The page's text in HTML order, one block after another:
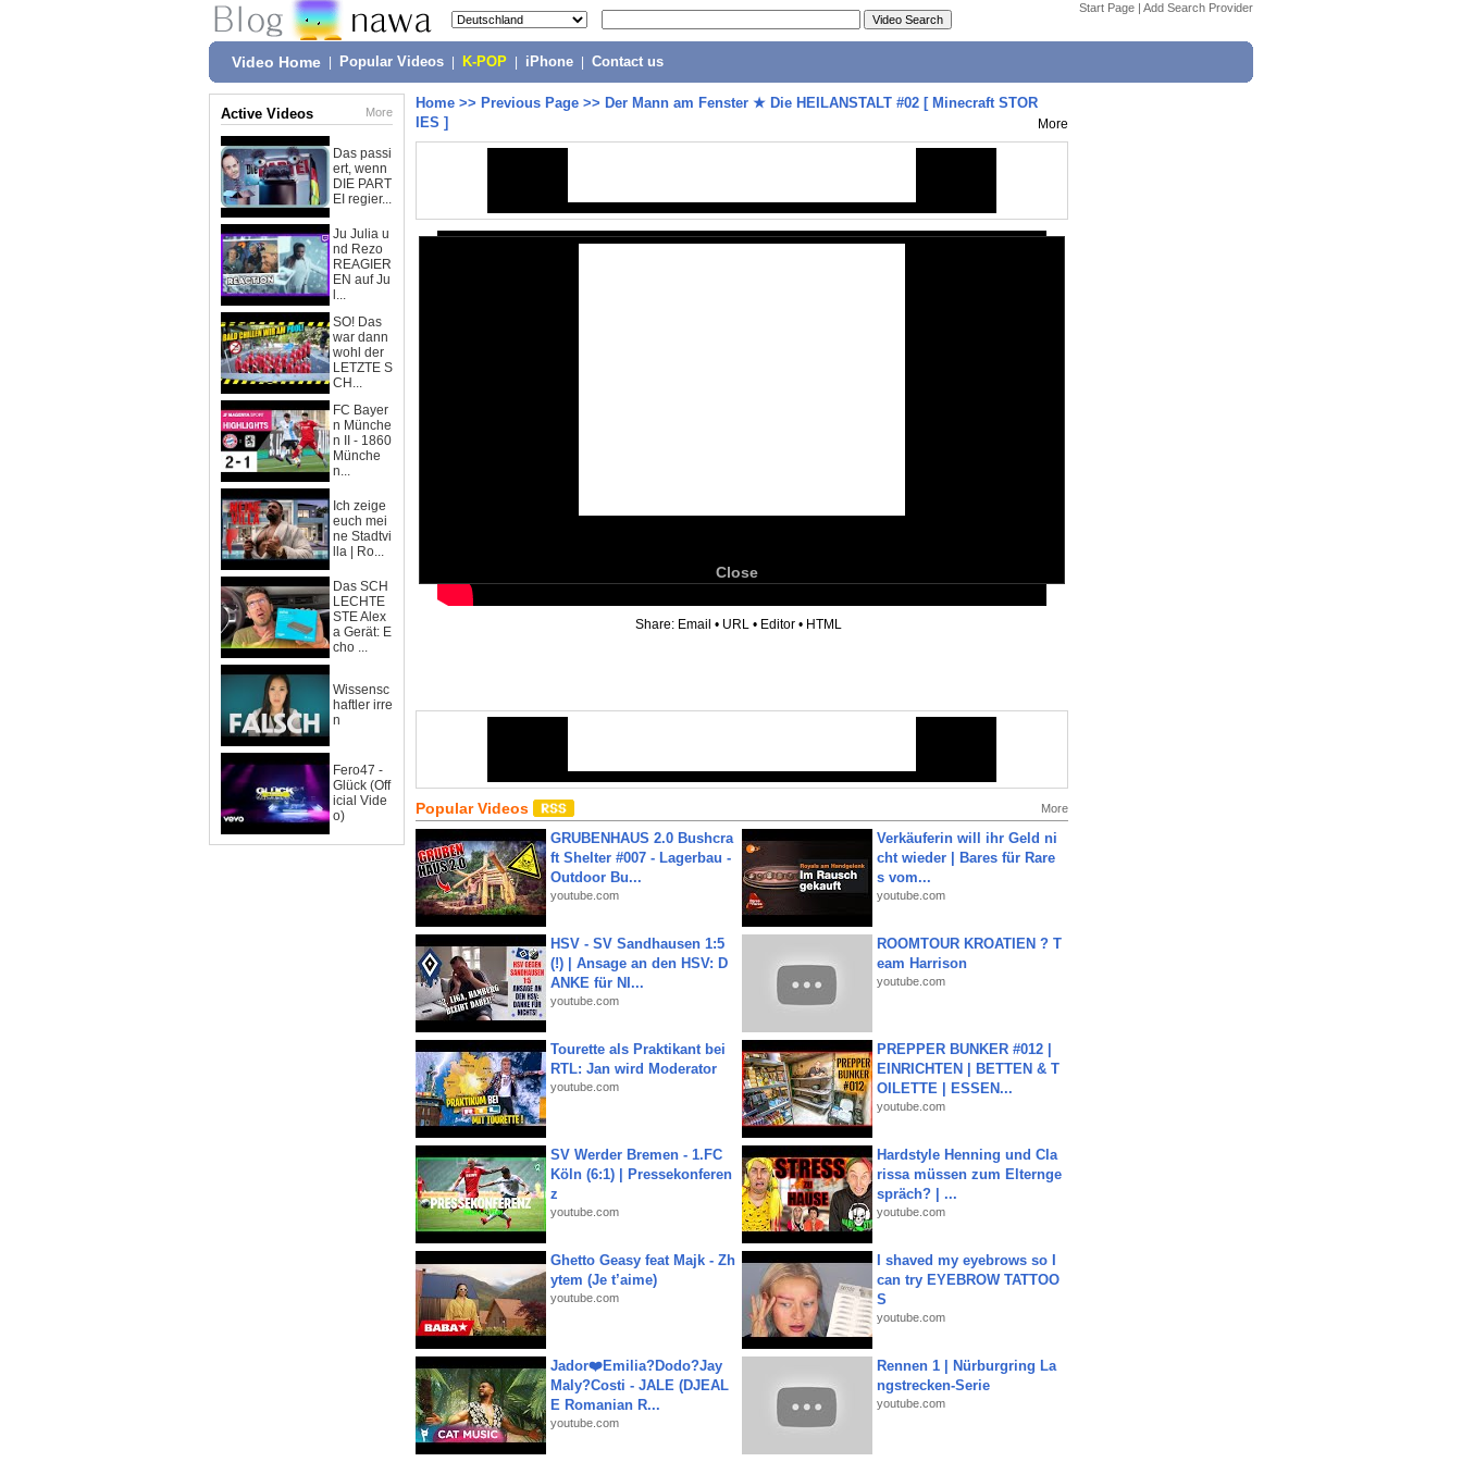
Start Page | Add Search Provider
Video Home Popular Videos K-POP iPhone Contact us
Active Videos More
Das passi
ert, wenn
DIE PART
EI regier...
Ju Julia u
nd Rezo
REAGIER
EN auf Ju
l...
SO! Das
war dann
wohl der
LETZTE S
CH...
FC Bayer
n Münche
n II - 1860
Münche
n...
Ich zeige
euch mei
ne Stadtvi
lla | Ro...
Das SCH
LECHTE
STE Alex
a Gerät: E
cho ...
Wissensc
haftler irre
n
Fero47 -
Glück (Off
icial Vide
o)
Home >> Previous Page >> Der Mann am Fenster ★ Die HEILANSTALT #02 [ Minecraft STOR
IES ]
More
Close
Share: Email • URL • Editor • HTML
Popular Videos More
GRUBENHAUS 2.0 Bushcra
ft Shelter #007 - Lagerbau -
Outdoor Bu...
youtube.com
Verkäuferin will ihr Geld ni
cht wieder | Bares für Rare
s vom...
youtube.com
HSV - SV Sandhausen 1:5
(!) | Ansage an den HSV: D
ANKE für NI...
youtube.com
ROOMTOUR KROATIEN ? T
eam Harrison
youtube.com
Tourette als Praktikant bei
RTL: Jan wird Moderator
youtube.com
PREPPER BUNKER #012 |
EINRICHTEN | BETTEN & T
OILETTE | ESSEN...
youtube.com
SV Werder Bremen - 1.FC
Köln (6:1) | Pressekonferen
z
youtube.com
Hardstyle Henning und Cla
rissa müssen zum Elternge
spräch? | ...
youtube.com
Ghetto Geasy feat Majk - Zh
ytem (Je t’aime)
youtube.com
I shaved my eyebrows so I
can try EYEBROW TATTOO
S
youtube.com
Jador❤️Emilia?Dodo?Jay
Maly?Costi - JALE (DJEAL
E Romanian R...
youtube.com
Rennen 1 | Nürburgring La
ngstrecken-Serie
youtube.com